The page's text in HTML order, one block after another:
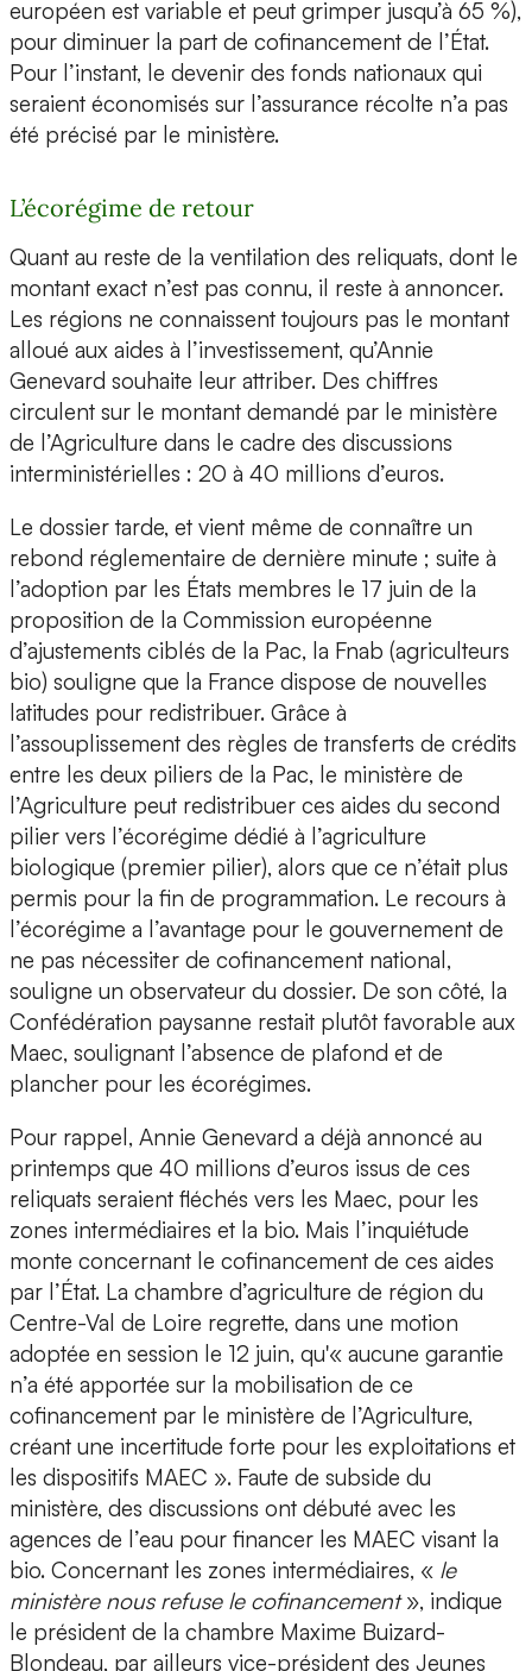
européen est variable et peut grimper jusqu’à 65 %),
pour diminuer la part de cofinancement de l’État.
Pour l’instant, le devenir des fonds nationaux qui
seraient économisés sur l’assurance récolte n’a pas
été précisé par le ministère.
L’écorégime de retour
Quant au reste de la ventilation des reliquats, dont le
montant exact n’est pas connu, il reste à annoncer.
Les régions ne connaissent toujours pas le montant
alloué aux aides à l’investissement, qu’Annie
Genevard souhaite leur attriber. Des chiffres
circulent sur le montant demandé par le ministère
de l’Agriculture dans le cadre des discussions
interministérielles : 20 à 40 millions d’euros.
Le dossier tarde, et vient même de connaître un
rebond réglementaire de dernière minute ; suite à
l’adoption par les États membres le 17 juin de la
proposition de la Commission européenne
d’ajustements ciblés de la Pac, la Fnab (agriculteurs
bio) souligne que la France dispose de nouvelles
latitudes pour redistribuer. Grâce à
l’assouplissement des règles de transferts de crédits
entre les deux piliers de la Pac, le ministère de
l’Agriculture peut redistribuer ces aides du second
pilier vers l’écorégime dédié à l’agriculture
biologique (premier pilier), alors que ce n’était plus
permis pour la fin de programmation. Le recours à
l’écorégime a l’avantage pour le gouvernement de
ne pas nécessiter de cofinancement national,
souligne un observateur du dossier. De son côté, la
Confédération paysanne restait plutôt favorable aux
Maec, soulignant l’absence de plafond et de
plancher pour les écorégimes.
Pour rappel, Annie Genevard a déjà annoncé au
printemps que 40 millions d’euros issus de ces
reliquats seraient fléchés vers les Maec, pour les
zones intermédiaires et la bio. Mais l’inquiétude
monte concernant le cofinancement de ces aides
par l’État. La chambre d’agriculture de région du
Centre-Val de Loire regrette, dans une motion
adoptée en session le 12 juin, qu'« aucune garantie
n’a été apportée sur la mobilisation de ce
cofinancement par le ministère de l’Agriculture,
créant une incertitude forte pour les exploitations et
les dispositifs MAEC ». Faute de subside du
ministère, des discussions ont débuté avec les
agences de l’eau pour financer les MAEC visant la
bio. Concernant les zones intermédiaires, « le
ministère nous refuse le cofinancement», indique
le président de la chambre Maxime Buizard-
Blondeau, par ailleurs vice-président des Jeunes